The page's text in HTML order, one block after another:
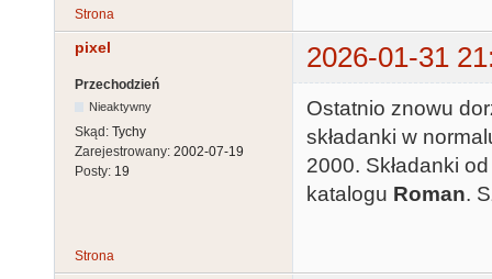
Strona
pixel 2026-01-31
Przechodzień
Nieaktywny
Skąd: Tychy
Zarejestrowany: 2002-07-19
Posty: 19
Ostatnio znowu
składanki w
2000. Składanki
katalogu Roman.
Strona